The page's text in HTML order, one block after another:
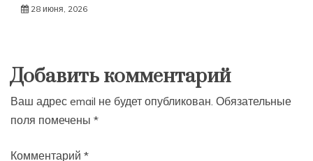
28 июня, 2026
Добавить комментарий
Ваш адрес email не будет опубликован. Обязательные
поля помечены *
Комментарий *